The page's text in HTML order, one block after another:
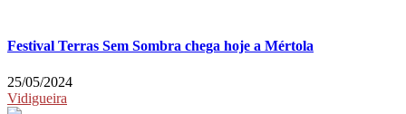
Festival Terras Sem Sombra chega hoje a Mértola
25/05/2024
Vidigueira